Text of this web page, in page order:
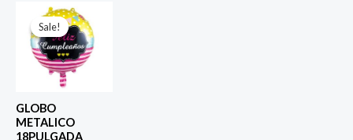
Sale!
Sale!
GLOBO
METALICO
18PULGADA
El
precio
original
era:
$ 4.000.